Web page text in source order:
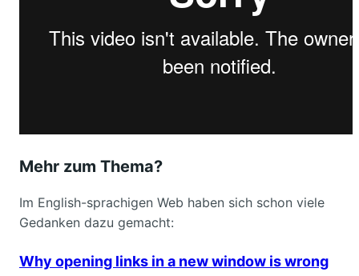
Mehr zum Thema?
Im English-sprachigen Web haben sich schon viele
Gedanken dazu gemacht:
Why opening links in a new window is wrong